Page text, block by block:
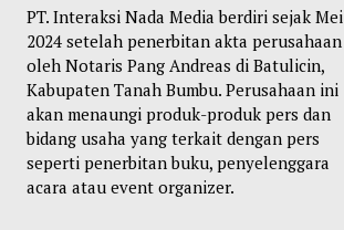
PT. Interaksi Nada Media berdiri sejak Mei
2024 setelah penerbitan akta perusahaan
oleh Notaris Pang Andreas di Batulicin,
Kabupaten Tanah Bumbu. Perusahaan ini
akan menaungi produk-produk pers dan
bidang usaha yang terkait dengan pers
seperti penerbitan buku, penyelenggara
acara atau event organizer.